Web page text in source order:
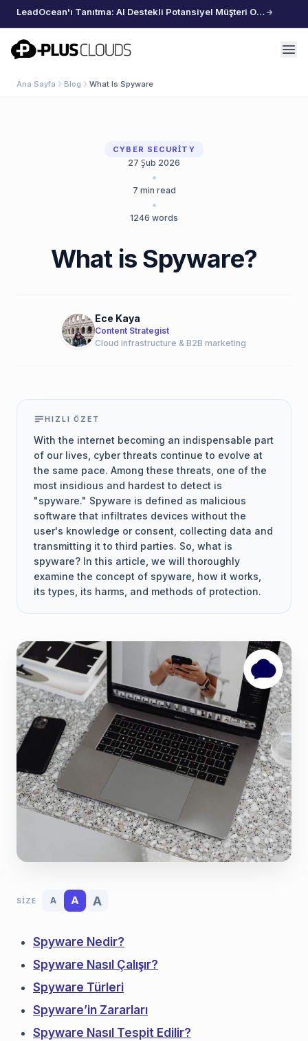
LeadOcean'ı Tanıtma: AI Destekli Potansiyel Müşteri Oluşturma, Özenle Seçilmiş Veriler, Zahmetsiz Büyüme
PlusClouds
Ana Sayfa Blog What Is Spyware
CYBER SECURITY
27 Şub 2026
•
7 min read
•
1246 words
What is Spyware?
Ece Kaya
Content Strategist
Cloud infrastructure & B2B marketing
HIZLI ÖZET
With the internet becoming an indispensable part
of our lives, cyber threats continue to evolve at
the same pace. Among these threats, one of the
most insidious and hardest to detect is
"spyware." Spyware is defined as malicious
software that infiltrates devices without the
user's knowledge or consent, collecting data and
transmitting it to third parties. So, what is
spyware? In this article, we will thoroughly
examine the concept of spyware, how it works,
its types, its harms, and methods of protection.
SIZE A A A
Spyware Nedir?
Spyware Nasıl Çalışır?
Spyware Türleri
Spyware’in Zararları
Spyware Nasıl Tespit Edilir?